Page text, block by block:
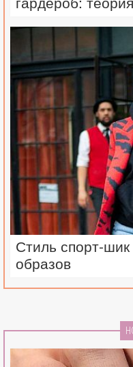
Стиль спорт-
образов